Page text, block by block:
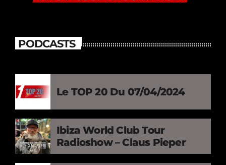
PODCASTS
Le TOP 20 Du 07/04/2024
Ibiza World Club Tour
Radioshow – Claus Pieper